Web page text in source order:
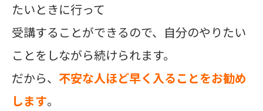
たいときに行って
受講することができるので、自分のやりたい
ことをしながら続けられます。
だから、 不安な人ほど早く入ることをお勧め
します。